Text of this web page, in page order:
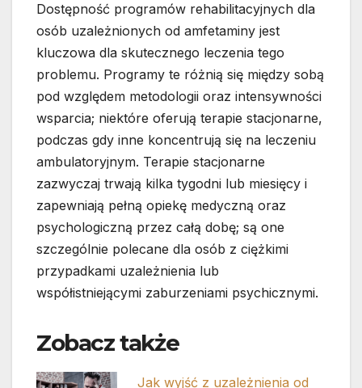
Dostępność programów rehabilitacyjnych dla
osób uzależnionych od amfetaminy jest
kluczowa dla skutecznego leczenia tego
problemu. Programy te różnią się między sobą
pod względem metodologii oraz intensywności
wsparcia; niektóre oferują terapie stacjonarne,
podczas gdy inne koncentrują się na leczeniu
ambulatoryjnym. Terapie stacjonarne
zazwyczaj trwają kilka tygodni lub miesięcy i
zapewniają pełną opiekę medyczną oraz
psychologiczną przez całą dobę; są one
szczególnie polecane dla osób z ciężkimi
przypadkami uzależnienia lub
współistniejącymi zaburzeniami psychicznymi.
Zobacz także
Jak wyjść z uzależnienia od